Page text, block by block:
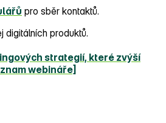
pro sběr kontaktů.
digitálních produktů.
strategií, které zvýší
webináře]